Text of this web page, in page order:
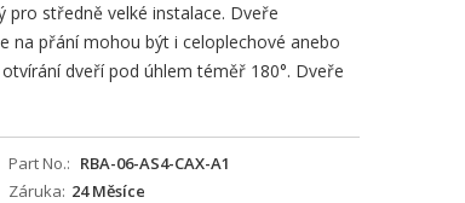
pro středně velké instalace. Dveře
na přání mohou být i celoplechové anebo
dveří pod úhlem téměř 180°. Dveře
Part No.
RBA-06-AS4-CAX-A1
Záruka 24 Měsíce